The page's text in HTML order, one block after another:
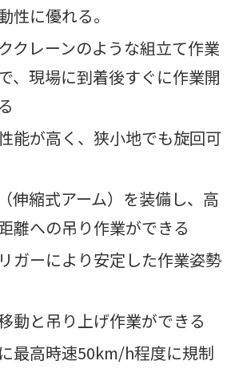
性に優れる。
クレーンのような組立て作業
、現場に到着後すぐに作業開
能が高く、狭小地でも旋回可
伸縮式アーム）を装備し、高
離への吊り作業ができる
ガーにより安定した作業姿勢
動と吊り上げ作業ができる
最高時速50km/h程度に規制